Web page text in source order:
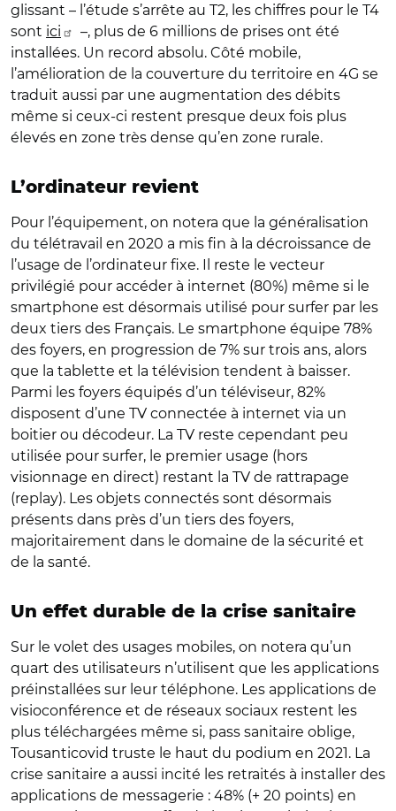
glissant – l’étude s’arrête au T2, les chiffres pour le T4
sont ici
–, plus de 6 millions de prises ont été
installées. Un record absolu. Côté mobile,
l’amélioration de la couverture du territoire en 4G se
traduit aussi par une augmentation des débits
même si ceux-ci restent presque deux fois plus
élevés en zone très dense qu’en zone rurale.
L’ordinateur revient
Pour l’équipement, on notera que la généralisation
du télétravail en 2020 a mis fin à la décroissance de
l’usage de l’ordinateur fixe. Il reste le vecteur
privilégié pour accéder à internet (80%) même si le
smartphone est désormais utilisé pour surfer par les
deux tiers des Français. Le smartphone équipe 78%
des foyers, en progression de 7% sur trois ans, alors
que la tablette et la télévision tendent à baisser.
Parmi les foyers équipés d’un téléviseur, 82%
disposent d’une TV connectée à internet via un
boitier ou décodeur. La TV reste cependant peu
utilisée pour surfer, le premier usage (hors
visionnage en direct) restant la TV de rattrapage
(replay). Les objets connectés sont désormais
présents dans près d’un tiers des foyers,
majoritairement dans le domaine de la sécurité et
de la santé.
Un effet durable de la crise sanitaire
Sur le volet des usages mobiles, on notera qu’un
quart des utilisateurs n’utilisent que les applications
préinstallées sur leur téléphone. Les applications de
visioconférence et de réseaux sociaux restent les
plus téléchargées même si, pass sanitaire oblige,
Tousanticovid truste le haut du podium en 2021. La
crise sanitaire a aussi incité les retraités à installer des
applications de messagerie : 48% (+ 20 points) en